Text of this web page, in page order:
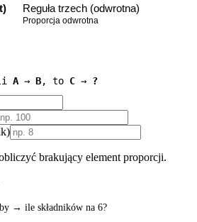
Reguła trzech (odwrotna)
Proporcja odwrotna
A → B, to C → ?
brakujący element proporcji.
→ ile składników na 6?